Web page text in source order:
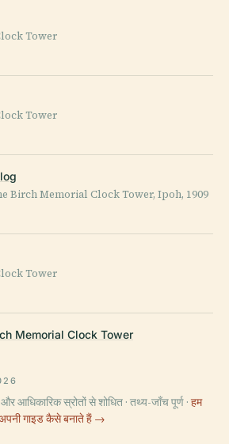
Tower
Tower
Birch Memorial Clock Tower, Ipoh, 1909
Tower
Memorial Clock Tower
आधिकारिक स्रोतों से शोधित · तथ्य-जाँच पूर्ण · हम
गाइड कैसे बनाते हैं →